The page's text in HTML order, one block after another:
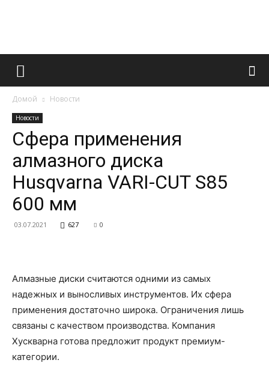
Французский
и
нем
Домой Новости
Новости
Сфера применения
алмазного диска
Husqvarna VARI-CUT S85
600 мм
03.07.2021 627 0
Алмазные диски считаются одними из самых
надежных и выносливых инструментов. Их сфера
применения достаточно широка. Ограничения лишь
связаны с качеством производства. Компания
Хускварна готова предложит продукт премиум-
категории.